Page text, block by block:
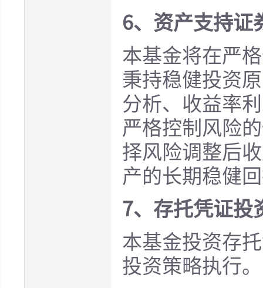
6、资产支持证
本基金将在严
秉持稳健投资
分析、收益率
严格控制风险
择风险调整后
产的长期稳健
7、存托凭证投
本基金投资存
投资策略执行。